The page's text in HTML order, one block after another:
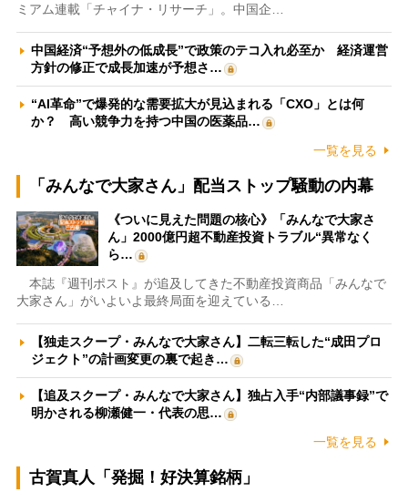
ミアム連載「チャイナ・リサーチ」。中国企…
中国経済“予想外の低成長”で政策のテコ入れ必至か 経済運営
方針の修正で成長加速が予想さ…
“AI革命”で爆発的な需要拡大が見込まれる「CXO」とは何
か？ 高い競争力を持つ中国の医薬品…
一覧を見る
「みんなで大家さん」配当ストップ騒動の内幕
《ついに見えた問題の核心》「みんなで大家さ
ん」2000億円超不動産投資トラブル“異常なく
ら…
本誌『週刊ポスト』が追及してきた不動産投資商品「みんなで
大家さん」がいよいよ最終局面を迎えている…
【独走スクープ・みんなで大家さん】二転三転した“成田プロ
ジェクト”の計画変更の裏で起き…
【追及スクープ・みんなで大家さん】独占入手“内部議事録”で
明かされる柳瀬健一・代表の思…
一覧を見る
古賀真人「発掘！好決算銘柄」